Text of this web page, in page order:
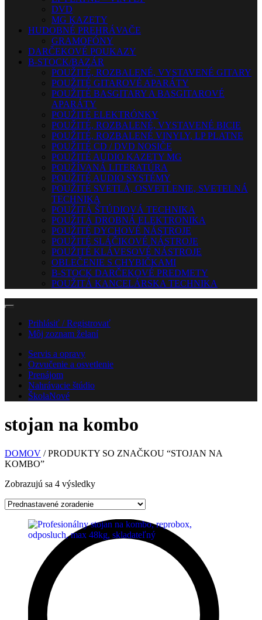
DVD
MG KAZETY
HUDOBNÉ PREHRÁVAČE
GRAMOFÓNY
DARČEKOVÉ POUKAZY
B-STOCK/BAZÁR
POUŽITÉ, ROZBALENÉ, VYSTAVENÉ GITARY
POUŽITÉ GITAROVÉ APARÁTY
POUŽITÉ BASGITARY A BASGITAROVÉ
APARÁTY
POUŽITÉ ELEKTRÓNKY
POUŽITÉ, ROZBALENÉ, VYSTAVENÉ BICIE
POUŽITÉ, ROZBALENÉ VINYLY, LP PLATNE
POUŽITÉ CD / DVD NOSIČE
POUŽITÉ AUDIO KAZETY MG
POUŽÍVANÁ LITERATÚRA
POUŽITÉ AUDIO SYSTÉMY
POUŽITÉ SVETLÁ, OSVETLENIE, SVETELNÁ
TECHNIKA
POUŽITÁ ŠTÚDIOVÁ TECHNIKA
POUŽITÁ DROBNÁ ELEKTRONIKA
POUŽITÉ DYCHOVÉ NÁSTROJE
POUŽITÉ SLÁČIKOVÉ NÁSTROJE
POUŽITÉ KLÁVESOVÉ NÁSTROJE
OBLEČENIE S CHYBIČKAMI
B-STOCK DARČEKOVÉ PREDMETY
POUŽITÁ KANCELÁRSKA TECHNIKA
Prihlásiť / Registrovať
Môj zoznam želaní
Servis a opravy
Ozvučenie a osvetlenie
Prenájom
Nahrávacie štúdio
ŠkolaNové
stojan na kombo
DOMOV / PRODUKTY SO ZNAČKOU “STOJAN NA
KOMBO”
Zobrazujú sa 4 výsledky